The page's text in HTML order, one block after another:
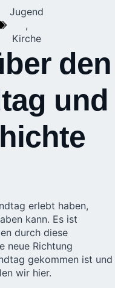
Jugend
,
Kirche
den
und
erlebt haben,
kann. Es ist
durch diese
neue Richtung
gekommen ist und
wir hier.